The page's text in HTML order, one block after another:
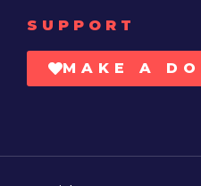
SUPPORT
MAKE A